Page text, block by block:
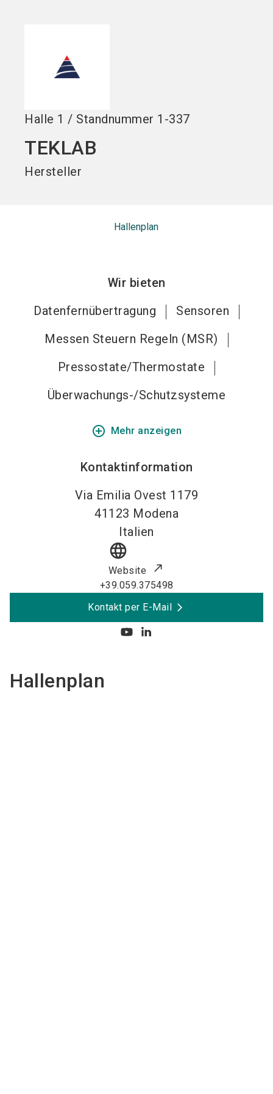
Halle 1 / Standnummer 1-337
TEKLAB
Hersteller
Hallenplan
Wir bieten
Datenfernübertragung
Sensoren
Messen Steuern Regeln (MSR)
Pressostate/Thermostate
Überwachungs-/Schutzsysteme
add_circle_outline Mehr anzeigen
Kontaktinformation
Via Emilia Ovest 1179
41123 Modena
Italien
language
Website
+39.059.375498
Kontakt per E-Mail
Hallenplan